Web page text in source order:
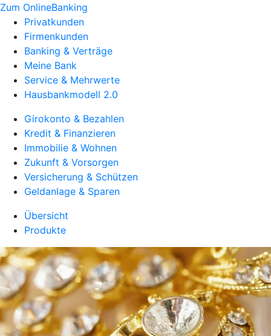
Zum OnlineBanking
Privatkunden
Firmenkunden
Banking & Verträge
Meine Bank
Service & Mehrwerte
Hausbankmodell 2.0
Girokonto & Bezahlen
Kredit & Finanzieren
Immobilie & Wohnen
Zukunft & Vorsorgen
Versicherung & Schützen
Geldanlage & Sparen
Übersicht
Produkte